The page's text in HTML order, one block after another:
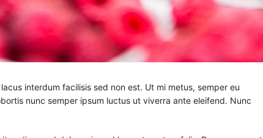
interdum facilisis sed non est. Ut mi metus, semper eu
nunc semper ipsum luctus ut viverra ante eleifend. Nunc